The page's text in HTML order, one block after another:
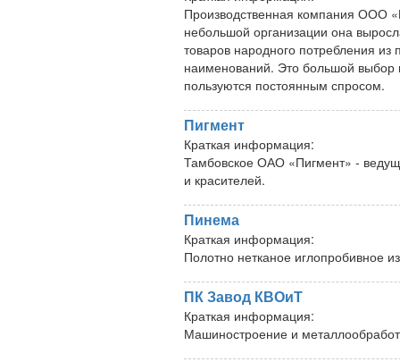
Производственная компания ООО
небольшой организации она
товаров народного потребления
наименований. Это большой выбор
пользуются постоянным спросом.
Пигмент
Краткая информация:
Тамбовское ОАО «Пигмент» -
и красителей.
Пинема
Краткая информация:
Полотно нетканое иглопробивное
ПК Завод КВОиТ
Краткая информация:
Машиностроение и